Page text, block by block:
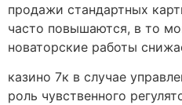
продажи стандартных
часто повышаются, в то
новаторские работы
казино 7к в случае
роль чувственного